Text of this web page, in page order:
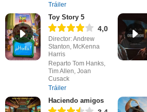
Tráiler
Toy Story 5
4,0
Director: Andrew
Stanton, McKenna
Harris
Reparto Tom Hanks,
Tim Allen, Joan
Cusack
Tráiler
Haciendo amigos